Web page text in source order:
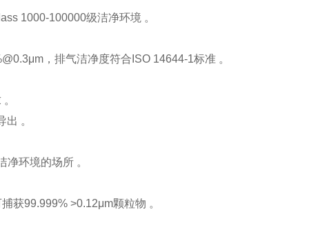
1000-100000级洁净环境 。
，排气洁净度符合ISO 14644-1标准 。
。
环境的场所 。
获‌99.999% >0.12μm颗粒物‌ 。